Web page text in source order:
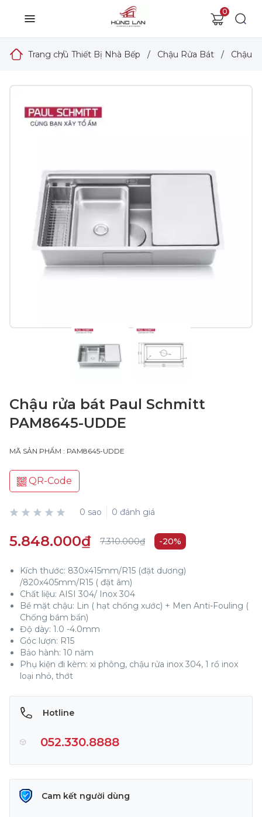
0
Trang chủ
/ Thiết Bị Nhà Bếp / Chậu Rửa Bát / Chậu
Chậu rửa bát Paul Schmitt
PAM8645-UDDE
MÃ SẢN PHẨM : PAM8645-UDDE
QR-Code
0 sao 0 đánh giá
5.848.000₫ 7.310.000₫ -20%
Kích thước: 830x415mm/R15 (đặt dương)
/820x405mm/R15 ( đặt âm)
Chất liệu: AISI 304/ Inox 304
Bề mặt chậu: Lin ( hạt chống xước) + Men Anti-Fouling (
Chống bám bẩn)
Độ dày: 1.0 -4.0mm
Góc lượn: R15
Bảo hành: 10 năm
Phụ kiện đi kèm: xi phông, chậu rửa inox 304, 1 rổ inox
loại nhỏ, thớt
Hotline
052.330.8888
Cam kết người dùng